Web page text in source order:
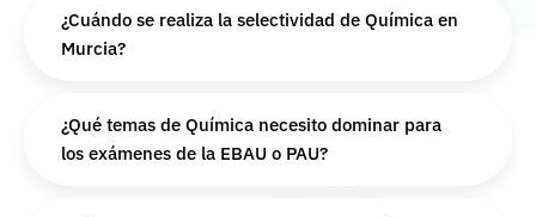
¿Cuándo se realiza la selectividad de Química en
Murcia?
¿Qué temas de Química necesito dominar para
los exámenes de la EBAU o PAU?